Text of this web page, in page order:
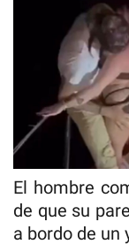
El hombre
de que su
a bordo de un